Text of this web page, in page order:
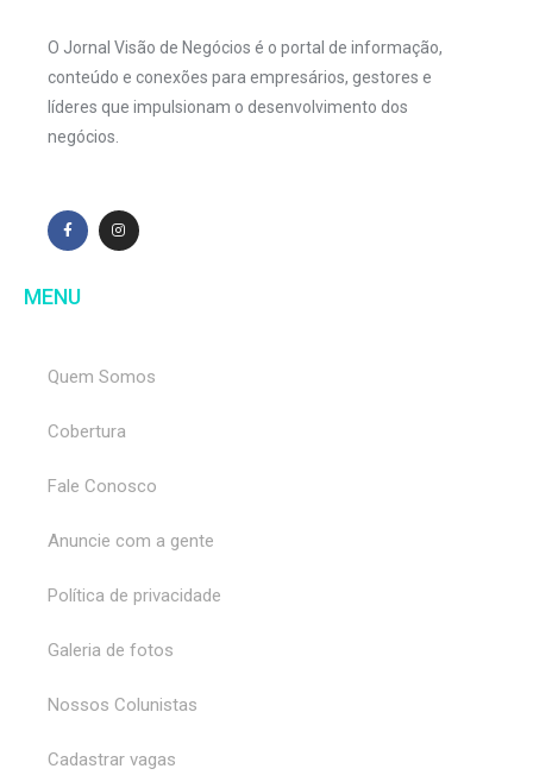
O Jornal Visão de Negócios é o portal de informação,
conteúdo e conexões para empresários, gestores e
líderes que impulsionam o desenvolvimento dos
negócios.
MENU
Quem Somos
Cobertura
Fale Conosco
Anuncie com a gente
Política de privacidade
Galeria de fotos
Nossos Colunistas
Cadastrar vagas